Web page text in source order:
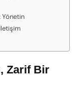
Yönetin
Zarif Bir